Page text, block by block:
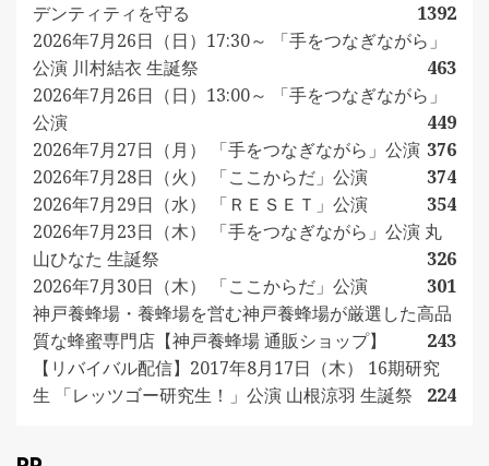
デンティティを守る
1392
2026年7月26日（日）17:30～ 「手をつなぎながら」
公演 川村結衣 生誕祭
463
2026年7月26日（日）13:00～ 「手をつなぎながら」
公演
449
2026年7月27日（月） 「手をつなぎながら」公演 376
2026年7月28日（火） 「ここからだ」公演
374
2026年7月29日（水） 「ＲＥＳＥＴ」公演
354
2026年7月23日（木） 「手をつなぎながら」公演 丸
山ひなた 生誕祭
326
2026年7月30日（木） 「ここからだ」公演
301
神戸養蜂場・養蜂場を営む神戸養蜂場が厳選した高品
質な蜂蜜専門店【神戸養蜂場 通販ショップ】
243
【リバイバル配信】2017年8月17日（木） 16期研究
生 「レッツゴー研究生！」公演 山根涼羽 生誕祭
224